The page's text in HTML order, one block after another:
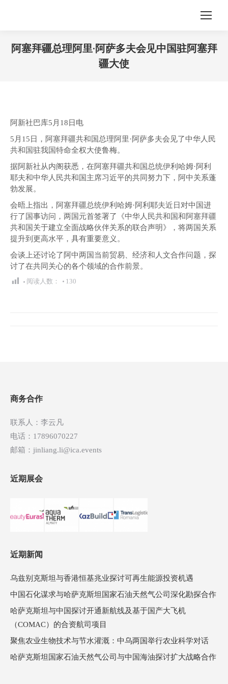
阿塞拜疆总理阿里·阿萨多夫会见中国驻阿塞拜
疆大使
阿新社巴库5月18日电
5月15日，阿塞拜疆共和国总理阿里·阿萨多夫会见了中华人民
共和国驻我国特命全权大使鲁梅。
据阿新社从内阁获悉，在阿塞拜疆共和国总统伊利哈姆·阿利
耶夫和中华人民共和国主席习近平的共同努力下，阿中关系蓬
勃发展。
会晤上指出，阿塞拜疆总统伊利哈姆·阿利耶夫近日对中国进
行了国事访问，两国元首签署了《中华人民共和国和阿塞拜疆
共和国关于建立全面战略伙伴关系的联合声明》，将两国关系
提升到更高水平，具有重要意义。
会谈上还讨论了阿中两国当前贸易、经济和人文合作问题，探
讨了在共同关心的各个领域的合作前景。
阅读人数： 130
航
商务合作
联系人：李云凡
电话：17896070227
邮箱：jinliang.li@ica.events
近期展会
近期新闻
乌兹别克斯坦与香港恒基兆业探讨可再生能源投资机遇
中国石化谋求与哈萨克斯坦国家石油天然气公司深化勘探合作
哈萨克斯坦与中国探讨开通新航线及基于国产大飞机
（COMAC）的合资航司项目
聚焦农业生物技术与节水灌溉：中乌两国举行农业科学对话
哈萨克斯坦国家石油天然气公司与中国海油探讨扩大战略合作